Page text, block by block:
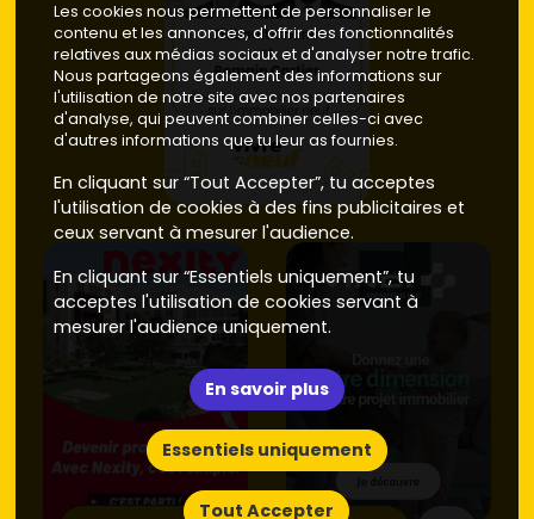
Les cookies nous permettent de personnaliser le
contenu et les annonces, d'offrir des fonctionnalités
relatives aux médias sociaux et d'analyser notre trafic.
Nous partageons également des informations sur
l'utilisation de notre site avec nos partenaires
d'analyse, qui peuvent combiner celles-ci avec
d'autres informations que tu leur as fournies.
En cliquant sur “Tout Accepter”, tu acceptes
l'utilisation de cookies à des fins publicitaires et
ceux servant à mesurer l'audience.
En cliquant sur “Essentiels uniquement”, tu
acceptes l'utilisation de cookies servant à
mesurer l'audience uniquement.
En savoir plus
Essentiels uniquement
Tout Accepter